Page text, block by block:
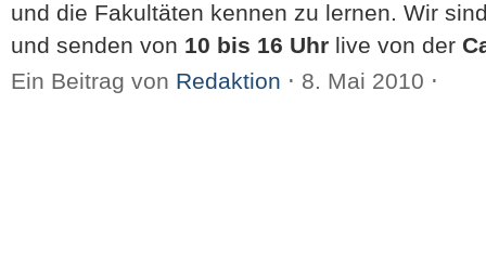
und die Fakultäten kennen zu lernen. Wir
und senden von 10 bis 16 Uhr live von der
Ein Beitrag von Redaktion ⋅ 8. Mai 2010 ⋅